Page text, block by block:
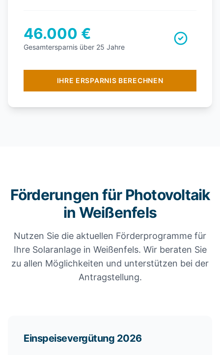
46.000 €
Gesamtersparnis über 25 Jahre
IHRE ERSPARNIS BERECHNEN
Förderungen für Photovoltaik
in Weißenfels
Nutzen Sie die aktuellen Förderprogramme für
Ihre Solaranlage in Weißenfels. Wir beraten Sie
zu allen Möglichkeiten und unterstützen bei der
Antragstellung.
Einspeisevergütung 2026